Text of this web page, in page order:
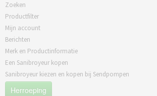
Zoeken
Productfilter
Mijn account
Berichten
Merk en Productinformatie
Een Sanibroyeur kopen
Sanibroyeur kiezen en kopen bij Sendpompen
Herroeping